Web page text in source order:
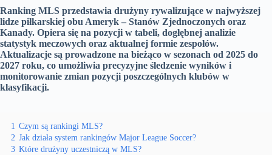
Ranking MLS przedstawia drużyny rywalizujące w najwyższej
lidze piłkarskiej obu Ameryk – Stanów Zjednoczonych oraz
Kanady. Opiera się na pozycji w tabeli, dogłębnej analizie
statystyk meczowych oraz aktualnej formie zespołów.
Aktualizacje są prowadzone na bieżąco w sezonach od 2025 do
2027 roku, co umożliwia precyzyjne śledzenie wyników i
monitorowanie zmian pozycji poszczególnych klubów w
klasyfikacji.
1 Czym są rankingi MLS?
2 Jak działa system rankingów Major League Soccer?
3 Które drużyny uczestniczą w MLS?